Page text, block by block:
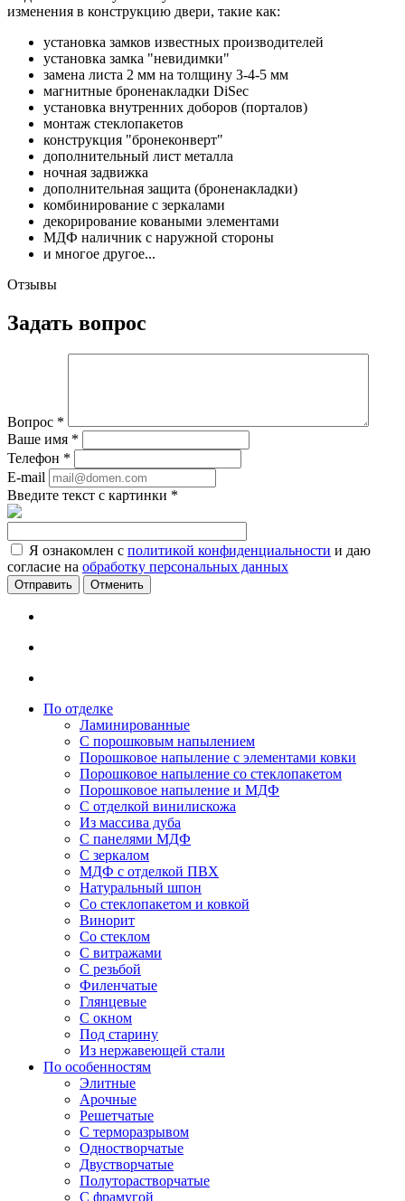
изменения в конструкцию двери, такие как:
установка замков известных производителей
установка замка "невидимки"
замена листа 2 мм на толщину 3-4-5 мм
магнитные броненакладки DiSec
установка внутренних доборов (порталов)
монтаж стеклопакетов
конструкция "бронеконверт"
дополнительный лист металла
ночная задвижка
дополнительная защита (броненакладки)
комбинирование с зеркалами
декорирование коваными элементами
МДФ наличник с наружной стороны
и многое другое...
Отзывы
Задать вопрос
Вопрос *
Ваше имя *
Телефон *
E-mail
Введите текст с картинки *
Я ознакомлен с политикой конфиденциальности и даю
согласие на обработку персональных данных
Отменить
По отделке
Ламинированные
С порошковым напылением
Порошковое напыление с элементами ковки
Порошковое напыление со стеклопакетом
Порошковое напыление и МДФ
С отделкой винилискожа
Из массива дуба
С панелями МДФ
С зеркалом
МДФ с отделкой ПВХ
Натуральный шпон
Со стеклопакетом и ковкой
Винорит
Со стеклом
С витражами
С резьбой
Филенчатые
Глянцевые
С окном
Под старину
Из нержавеющей стали
По особенностям
Элитные
Арочные
Решетчатые
С терморазрывом
Одностворчатые
Двустворчатые
Полуторастворчатые
С фрамугой